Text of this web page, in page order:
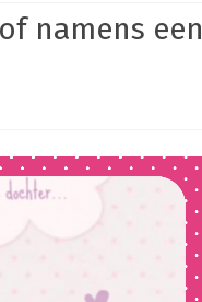
namens een